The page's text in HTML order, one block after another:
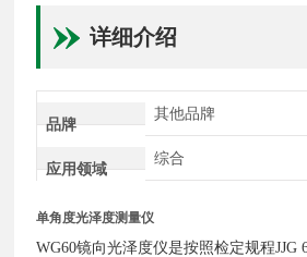
详细介绍
品牌
其他品牌
应用领域
综合
单角度光泽度测量仪
WG60镜向光泽度仪是按照检定规程JJG